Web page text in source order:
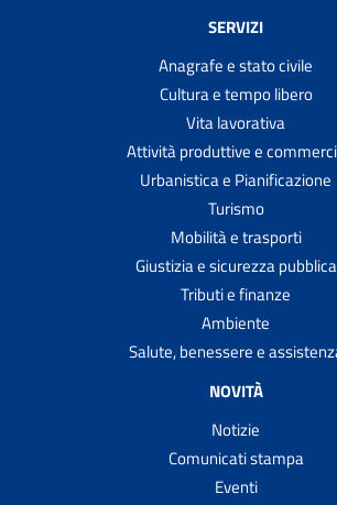
SERVIZI
Anagrafe e stato civile
Cultura e tempo libero
Vita lavorativa
Attività produttive e
Urbanistica e Pianificazione
Turismo
Mobilità e trasporti
Giustizia e sicurezza pubblica
Tributi e finanze
Ambiente
Salute, benessere e
NOVITÀ
Notizie
Comunicati stampa
Eventi